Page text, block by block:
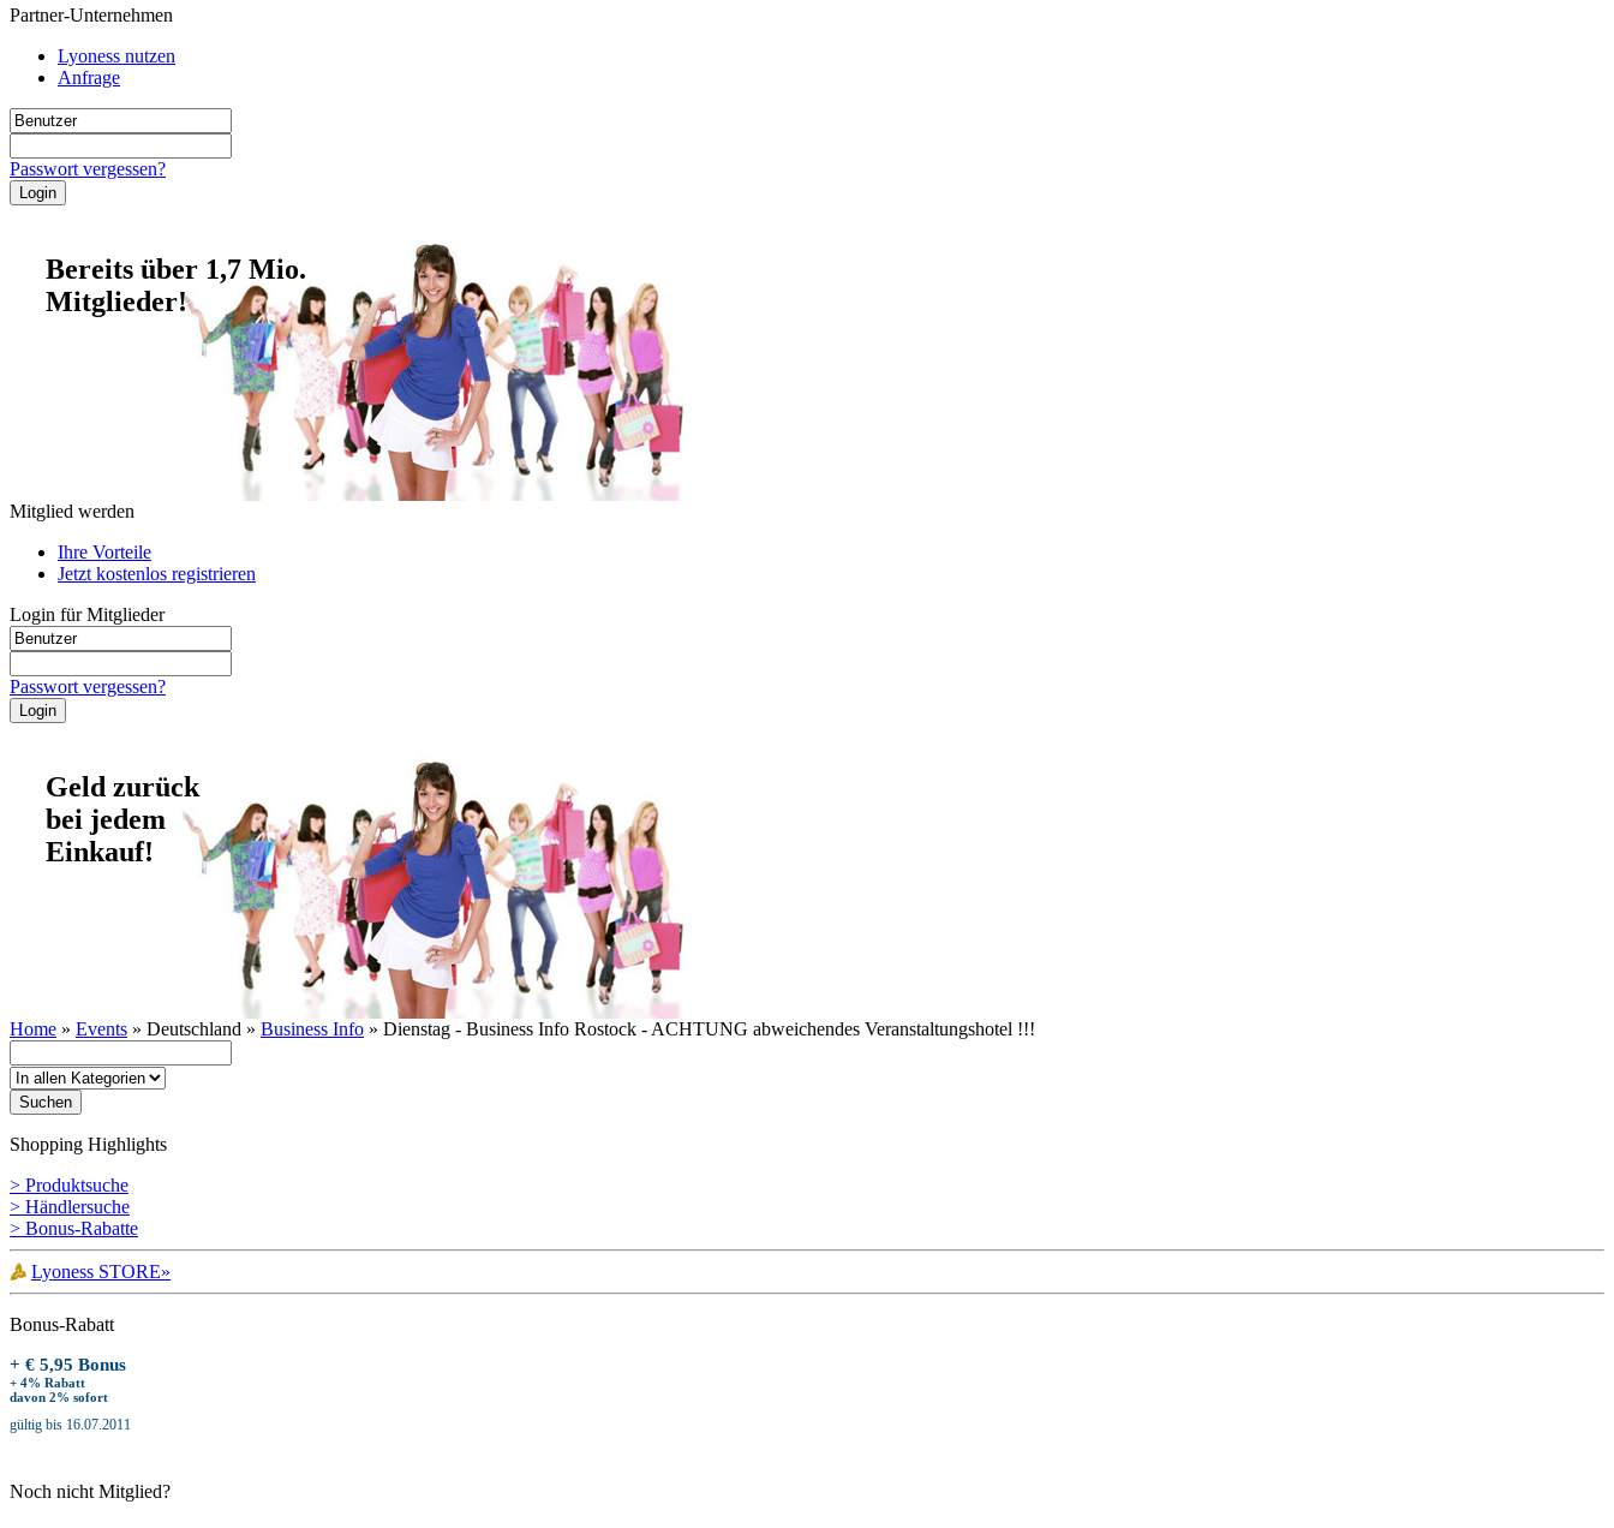
Partner-Unternehmen
Lyoness nutzen
Anfrage
Passwort vergessen?
Bereits über 1,7 Mio.
Mitglieder!
Mitglied werden
Ihre Vorteile
Jetzt kostenlos registrieren
Login für Mitglieder
Passwort vergessen?
Geld zurück
bei jedem
Einkauf!
Home » Events » Deutschland » Business Info » Dienstag - Business Info Rostock - ACHTUNG abweichendes Veranstaltungshotel !!!
Shopping Highlights
> Produktsuche
> Händlersuche
> Bonus-Rabatte
Lyoness STORE»
Bonus-Rabatt
+ € 5,95 Bonus
+ 4% Rabatt
davon 2% sofort
gültig bis 16.07.2011
Noch nicht Mitglied?